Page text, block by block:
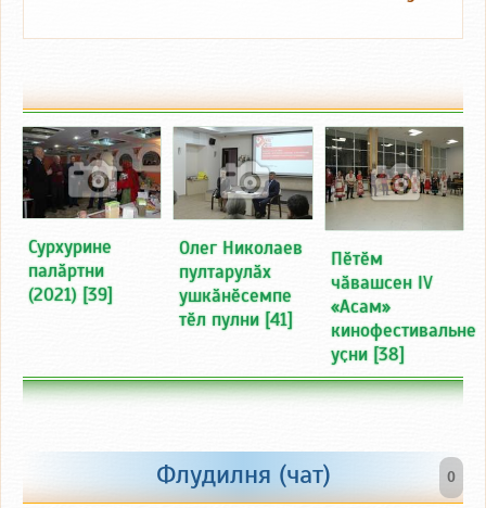
Сурхурине
палӑртни
(2021) [39]
Олег Николаев
пултарулӑх
ушкӑнӗсемпе
тӗл пулни[41]
Пӗтӗм
чӑвашсен IV
«Асам»
кинофестивальне
уҫни [38]
0
Флудилня (чат)